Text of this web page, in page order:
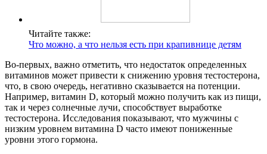
Читайте также:
Что можно, а что нельзя есть при крапивнице детям
Во-первых, важно отметить, что недостаток определенных
витаминов может привести к снижению уровня тестостерона,
что, в свою очередь, негативно сказывается на потенции.
Например, витамин D, который можно получить как из пищи,
так и через солнечные лучи, способствует выработке
тестостерона. Исследования показывают, что мужчины с
низким уровнем витамина D часто имеют пониженные
уровни этого гормона.